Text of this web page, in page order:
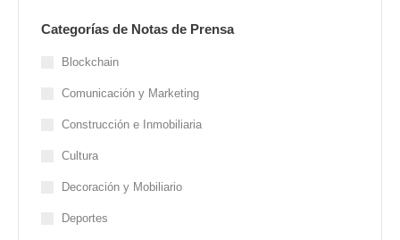
Categorías de Notas de Prensa
Blockchain
Comunicación y Marketing
Construcción e Inmobiliaria
Cultura
Decoración y Mobiliario
Deportes